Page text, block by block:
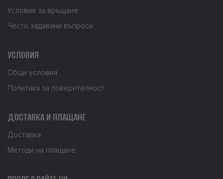
Условия за връщане
Често задавани въпроси
УСЛОВИЯ
Общи условия
Политика за поверителност
ДОСТАВКА И ПЛАЩАНЕ
Доставка
Методи на плащане